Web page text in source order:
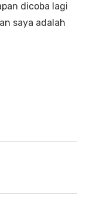
dicoba lagi
saya adalah